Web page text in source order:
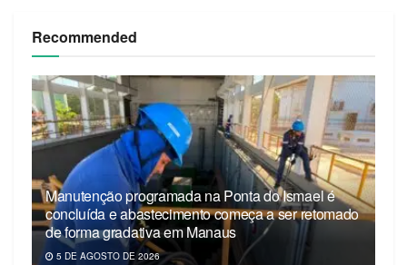
Recommended
Manutenção programada na Ponta do Ismael é
concluída e abastecimento começa a ser retomado
de forma gradativa em Manaus
5 DE AGOSTO DE 2026